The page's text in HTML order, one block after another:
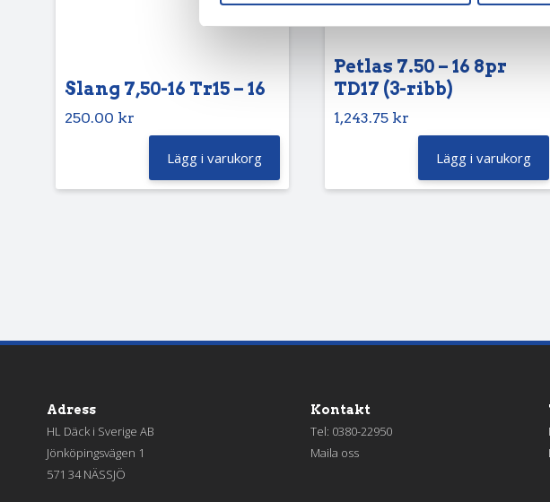
Slang 7,50-16 Tr15 – 16
250.00 kr
Lägg i varukorg
Petlas 7.50 – 16 8pr
TD17 (3-ribb)
1,243.75 kr
Lägg i varukorg
Adress
HL Däck i Sverige AB
Jönköpingsvägen 1
571 34 NÄSSJÖ
Kontakt
Tel: 0380-22950
Maila oss